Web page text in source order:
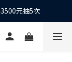
* 元抽5次